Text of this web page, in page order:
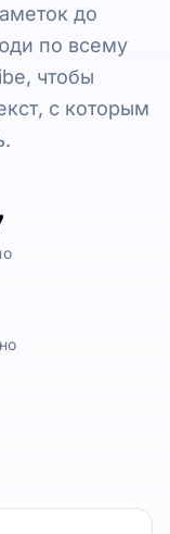
до
по всему
чтобы
с которым